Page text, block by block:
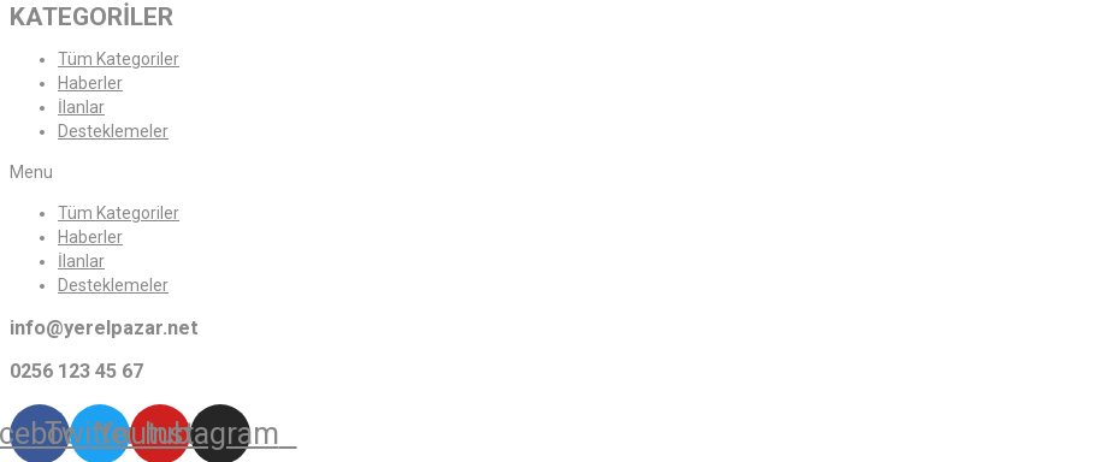
KATEGORİLER
Tüm Kategoriler
Haberler
İlanlar
Desteklemeler
Menu
Tüm Kategoriler
Haberler
İlanlar
Desteklemeler
info@yerelpazar.net
0256 123 45 67
TwitterYoutube
Instagram